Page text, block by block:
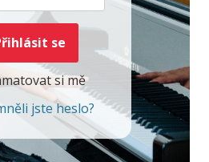
si mě
jste heslo?